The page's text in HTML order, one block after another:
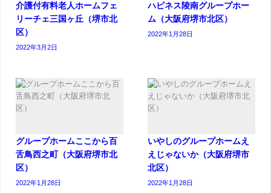
介護付有料老人ホームフェ
リーチェ三国ヶ丘（堺市北
区）
2022年3月2日
ハピネス陵南グループホー
ム（大阪府堺市北区）
2022年1月28日
グループホームここから百
舌鳥西之町（大阪府堺市北
区）
2022年1月28日
いやしのグループホームえ
えじゃないか（大阪府堺市
北区）
2022年1月28日